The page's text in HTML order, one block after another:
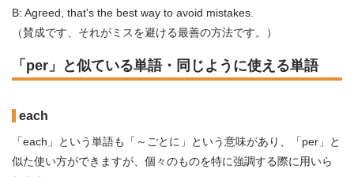
B: Agreed, that's the best way to avoid mistakes.
（賛成です、それがミスを避ける最善の方法です。）
「per」と似ている単語・同じように使える単語
each
「each」という単語も「～ごとに」という意味があり、「per」と
似た使い方ができますが、個々のものを特に強調する際に用いら